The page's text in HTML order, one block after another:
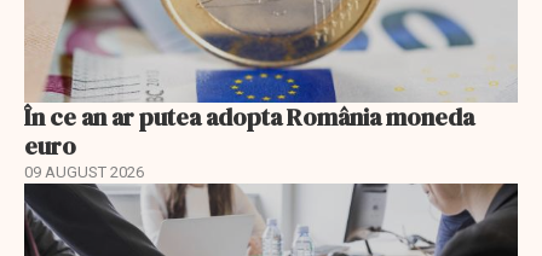
În ce an ar putea adopta România moneda
euro
09 AUGUST 2026